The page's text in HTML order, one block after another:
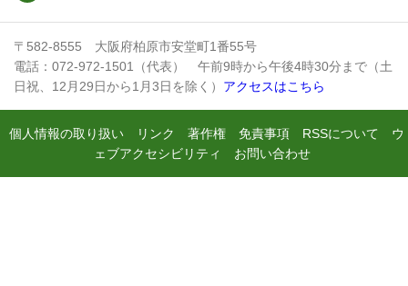
〒582-8555 大阪府柏原市安堂町1番55号
電話：072-972-1501（代表） 午前9時から午後4時30分まで（土
日祝、12月29日から1月3日を除く） アクセスはこちら
個人情報の取り扱い リンク 著作権 免責事項 RSSについて
ウ
ェブアクセシビリティ
お問い合わせ